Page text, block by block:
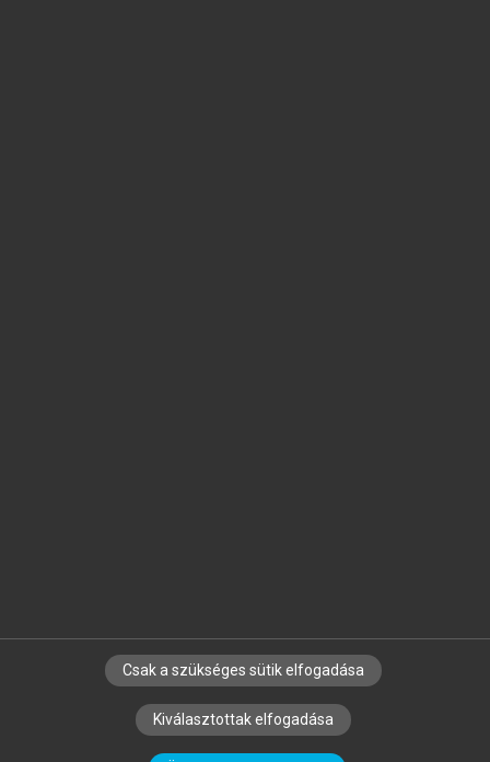
SZERZŐKNEK CÉGEKNEK KÖNYVTÁROSOKNAK
SZERKESZTÉSI ÉS LEKTORÁLÁSI ALAPELVEK
Csak a szükséges sütik elfogadása
Kiválasztottak elfogadása